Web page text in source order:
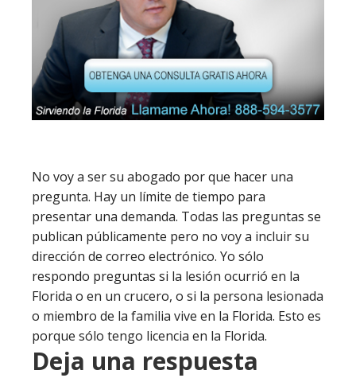
No voy a ser su abogado por que hacer una
pregunta. Hay un límite de tiempo para
presentar una demanda. Todas las preguntas se
publican públicamente pero no voy a incluir su
dirección de correo electrónico. Yo sólo
respondo preguntas si la lesión ocurrió en la
Florida o en un crucero, o si la persona lesionada
o miembro de la familia vive en la Florida. Esto es
porque sólo tengo licencia en la Florida.
Deja una respuesta